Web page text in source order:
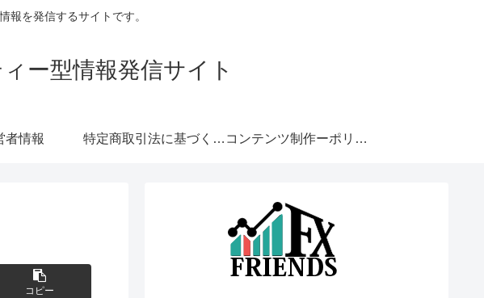
報を発信するサイトです。
ー型情報発信サイト
者情報 特定商取引法に基づく表記 コンテンツ制作ーポリシー
コピー